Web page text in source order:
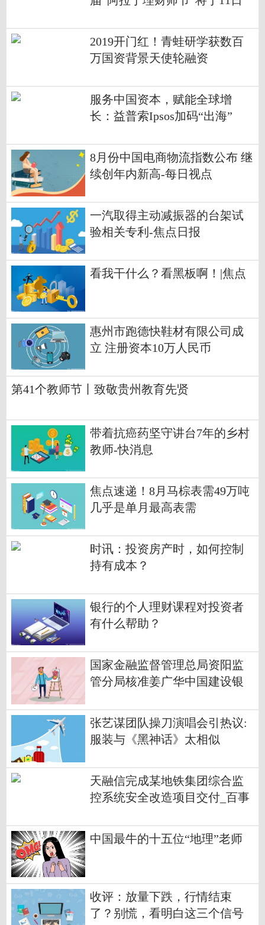
2019开门红！青蛙研学获数百
万国资背景天使轮融资
服务中国资本，赋能全球增
长：益普索Ipsos加码“出海”
8月份中国电商物流指数公布 继
续创年内新高-每日视点
一汽取得主动减振器的台架试
验相关专利-焦点日报
看我干什么？看黑板啊！|焦点
惠州市跑德快鞋材有限公司成
立 注册资本10万人民币
第41个教师节丨致敬贵州教育先贤
带着抗癌药坚守讲台7年的乡村
教师-快消息
焦点速递！8月马棕表需49万吨
几乎是单月最高表需
时讯：投资房产时，如何控制
持有成本？
银行的个人理财课程对投资者
有什么帮助？
国家金融监督管理总局资阳监
管分局核准姜广华中国建设银
长
张艺谋团队操刀演唱会引热议:
服装与《黑神话》太相似
天融信完成某地铁集团综合监
控系统安全改造项目交付_百事
中国最牛的十五位“地理”老师
收评：放量下跌，行情结束
了？别慌，看明白这三个信号